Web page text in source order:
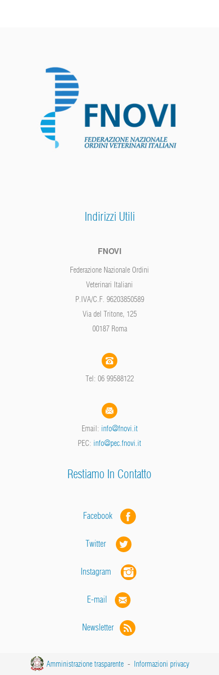
Indirizzi Utili
FNOVI
Federazione Nazionale Ordini
Veterinari Italiani
P.IVA/C.F. 96203850589
Via del Tritone, 125
00187 Roma
Tel: 06 99588122
Email: info@fnovi.it
PEC: info@pec.fnovi.it
Restiamo In Contatto
Facebook
Twitter
Instagram
E-mail
Newsletter
Amministrazione trasparente - Informazioni privacy